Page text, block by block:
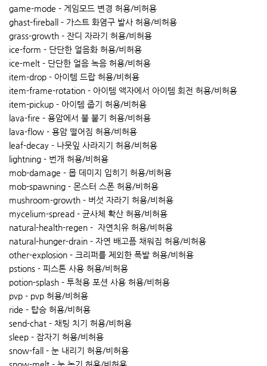
game-mode - 게임모드 변경 허용/비허용
ghast-fireball - 가스트 화염구 발사 허용/비허용
grass-growth - 잔디 자라기 허용/비허용
ice-form - 단단한 얼음화 허용/비허용
ice-melt - 단단한 얼음 녹음 허용/비허용
item-drop - 아이템 드랍 허용/비허용
item-frame-rotation - 아이템 액자에서 아이템 회전 허용/비허용
item-pickup - 아이템 줍기 허용/비허용
lava-fire - 용암에서 불 붙기 허용/비허용
lava-flow - 용암 떨어짐 허용/비허용
leaf-decay - 나뭇잎 사라지기 허용/비허용
lightning - 번개 허용/비허용
mob-damage - 몹 데미지 입히기 허용/비허용
mob-spawning - 몬스터 스폰 허용/비허용
mushroom-growth - 버섯 자라기 허용/비허용
mycelium-spread - 균사체 확산 허용/비허용
natural-health-regen - 자연치유 허용/비허용
natural-hunger-drain - 자연 배고픔 채워짐 허용/비허용
other-explosion - 크리퍼를 제외한 폭발 허용/비허용
pstions - 피스톤 사용 허용/비허용
potion-splash - 투척용 포션 사용 허용/비허용
pvp - pvp 허용/비허용
ride - 탑승 허용/비허용
send-chat - 채팅 치기 허용/비허용
sleep - 잠자기 허용/비허용
snow-fall - 눈 내리기 허용/비허용